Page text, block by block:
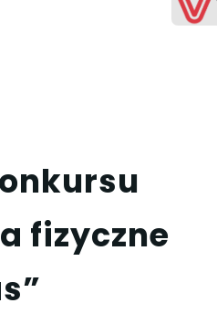
fizyczne